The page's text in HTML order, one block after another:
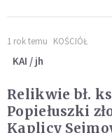
1 rok temu KOŚCIÓŁ
KAI / jh
Relikwie bł.
Popiełuszki
Kaplicy